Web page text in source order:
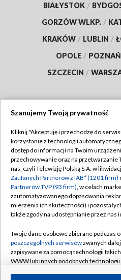
BIAŁYSTOK /
GORZÓW WLKP. /
KRAKÓW / LUBLIN /
OPOLE / POZNAŃ
SZCZECIN /
Abonament TVP
Emisja w TVP
Centrum informacji TVP
Naziemna Telewizja Cyfrowa
Rada Programowa
System NOS
Informacje o nadawcy
Polityka
Moje
Szanujemy Twoją prywatność
Kliknij "Akceptuję i przechodzę do
korzystanie z technologii
dostęp do informacji na Twoim
przechowywanie oraz na przetwarzanie
nas, czyli Telewizję Polską S.A. w
Zaufanych Partnerów z IAB* (1201 firm)
Partnerów TVP (93 firm), w celach
zautomatyzowanego dopasowania
mierzenia ich skuteczności) i
także zgody na udostępnianie przez nas
Twoje dane osobowe zbierane podczas
poszczególnych serwisówzwanych
zapisywane za pomocą technologii
WWW lub innych podobnych